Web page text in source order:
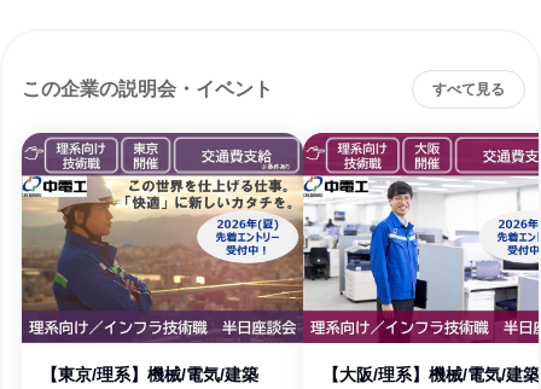
この企業の説明会・イベント すべて見る
【東京/理系】機械/電気/建築
【大阪/理系】機械/電気/